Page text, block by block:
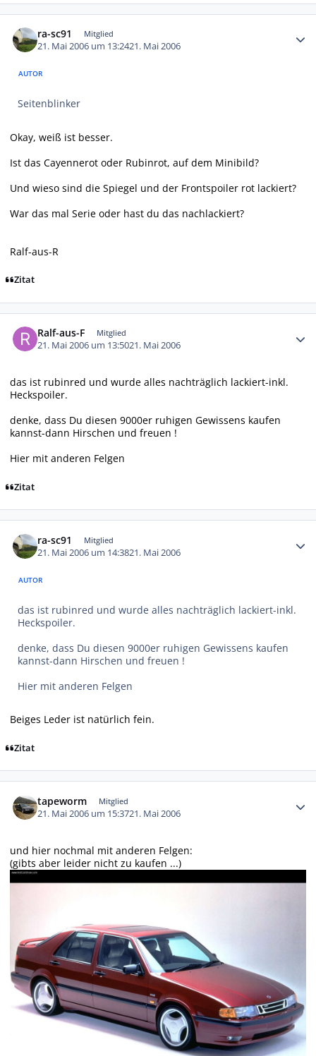
ra-sc91 Mitglied
21. Mai 2006 um 13:2421. Mai 2006
AUTOR
Seitenblinker
Okay, weiß ist besser.
Ist das Cayennerot oder Rubinrot, auf dem Minibild?
Und wieso sind die Spiegel und der Frontspoiler rot lackiert?
War das mal Serie oder hast du das nachlackiert?
Ralf-aus-R
Zitat
Ralf-aus-F Mitglied
21. Mai 2006 um 13:5021. Mai 2006
das ist rubinred und wurde alles nachträglich lackiert-inkl.
Heckspoiler.
denke, dass Du diesen 9000er ruhigen Gewissens kaufen
kannst-dann Hirschen und freuen !
Hier mit anderen Felgen
Zitat
ra-sc91 Mitglied
21. Mai 2006 um 14:3821. Mai 2006
AUTOR
das ist rubinred und wurde alles nachträglich lackiert-inkl.
Heckspoiler.
denke, dass Du diesen 9000er ruhigen Gewissens kaufen
kannst-dann Hirschen und freuen !
Hier mit anderen Felgen
Beiges Leder ist natürlich fein.
Zitat
tapeworm Mitglied
21. Mai 2006 um 15:3721. Mai 2006
und hier nochmal mit anderen Felgen:
(gibts aber leider nicht zu kaufen ...)